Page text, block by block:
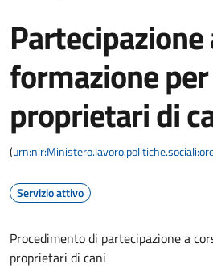
formazione per
proprietari di
(
Servizio attivo
Procedimento di partecipazione a
proprietari di cani